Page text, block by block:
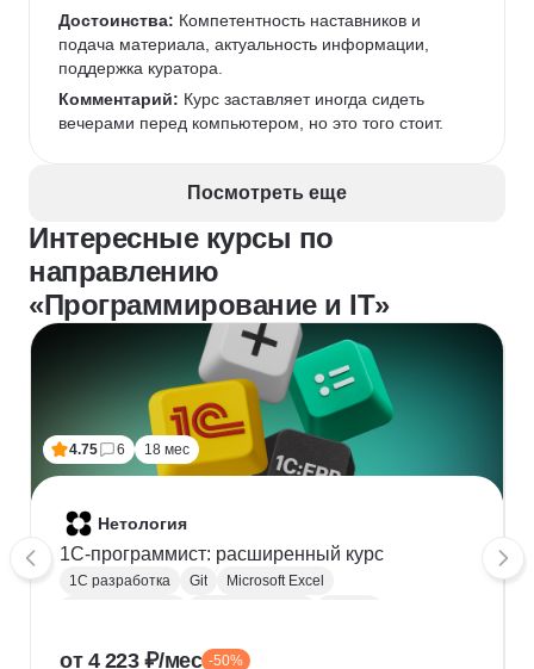
делать проекты)В остальном не вижу минусов
Комментарий: Относитесь ответственно, как к
учебе, а не как к очередному курсу. Материала
достаточно, ни в коем случае не откладывать, а то
Достоинства: Компетентность наставников и
подача материала, актуальность информации,
поддержка куратора.
Комментарий: Курс заставляет иногда сидеть
вечерами перед компьютером, но это того стоит.
Посмотреть еще
Интересные курсы по
направлению
«Программирование и IT»
4.75 6 18 мес
Нетология
1C-программист: расширенный курс
1С разработка Git
Microsoft Excel
от 4 223 ₽/мес -50%